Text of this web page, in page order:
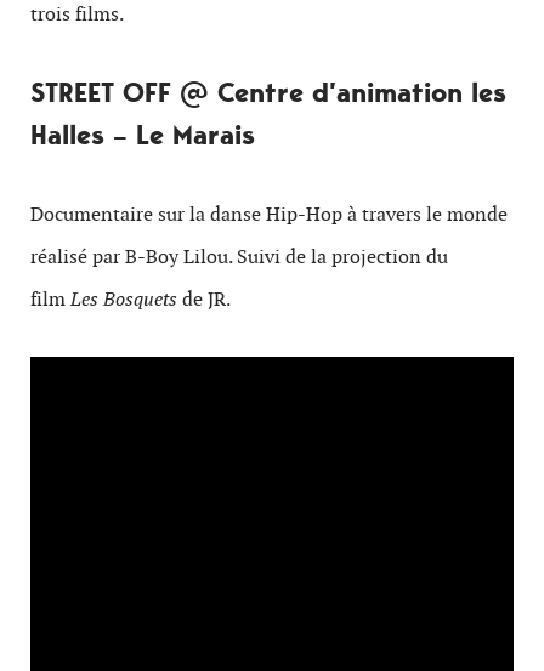
trois films.
STREET OFF @ Centre d’animation les
Halles – Le Marais
Documentaire sur la danse Hip-Hop à travers le monde
réalisé par B-Boy Lilou. Suivi de la projection du
filmLes Bosquets de JR.